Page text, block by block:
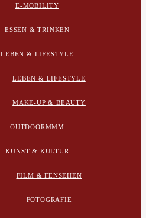
E-MOBILITY
ESSEN & TRINKEN
LEBEN & LIFESTYLE
LEBEN & LIFESTYLE
MAKE-UP & BEAUTY
OUTDOORMMM
KUNST & KULTUR
FILM & FENSEHEN
FOTOGRAFIE